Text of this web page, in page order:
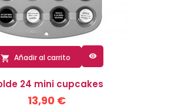
 Añadir al carrito 
24 mini cupcakes
13,90 €